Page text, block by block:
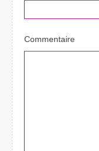
Commentaire